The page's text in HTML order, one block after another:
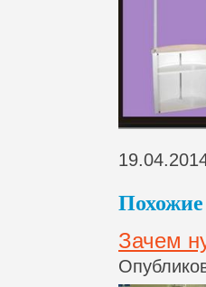
Похожие
Зачем